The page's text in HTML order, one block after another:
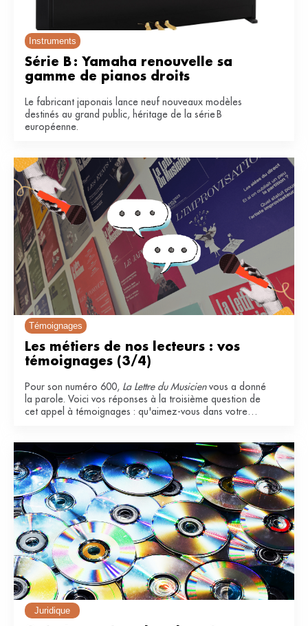
Instruments
Série B : Yamaha renouvelle sa
gamme de pianos droits
Le fabricant japonais lance neuf nouveaux modèles
destinés au grand public, héritage de la série B
européenne.
Témoignages
Les métiers de nos lecteurs : vos
témoignages (3/4)
Pour son numéro 600, La Lettre du Musicienvous a donné
la parole. Voici vos réponses à la troisième question de
cet appel à témoignages : qu'aimez-vous dans votre
Juridique